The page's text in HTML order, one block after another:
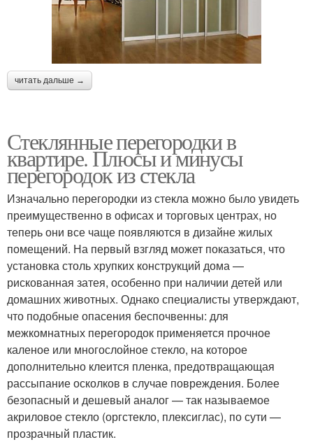
читать дальше →
Стеклянные перегородки в
квартире. Плюсы и минусы
перегородок из стекла
Изначально перегородки из стекла можно было увидеть
преимущественно в офисах и торговых центрах, но
теперь они все чаще появляются в дизайне жилых
помещений. На первый взгляд может показаться, что
установка столь хрупких конструкций дома —
рискованная затея, особенно при наличии детей или
домашних животных. Однако специалисты утверждают,
что подобные опасения беспочвенны: для
межкомнатных перегородок применяется прочное
каленое или многослойное стекло, на которое
дополнительно клеится пленка, предотвращающая
рассыпание осколков в случае повреждения. Более
безопасный и дешевый аналог — так называемое
акриловое стекло (оргстекло, плексиглас), по сути —
прозрачный пластик.